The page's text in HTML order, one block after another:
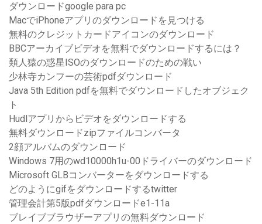
ダウンロードgoogle para pc
MacでiPhoneアプリのダウンロードを見つける
無料のクレジットカードアイコンのダウンロード
BBCアーカイブビデオを無料でダウンロードするには？
類人猿の惑星ISOのダウンロードのための戦い
少林寺カンフーの芸術pdfダウンロード
Java 5th Edition pdfを無料でダウンロードしたオブジェク
ト
Hudlアプリからビデオをダウンロードする
無料ダウンロードzipファイルコンバータ
2顔アルバムのダウンロード
Windows 7用のwd10000h1u-00ドライバーのダウンロード
Microsoft GLBコンバーターをダウンロードする
どのようにgif​​をダウンロードするtwitter
管理会計第5版pdfダウンロードe1-11a
ブレイブブラウザーアプリの無料ダウンロード